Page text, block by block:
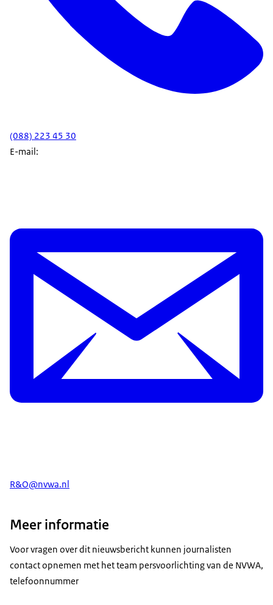
(088) 223 45 30
E-mail:
R&O@nvwa.nl
Meer informatie
Voor vragen over dit nieuwsbericht kunnen journalisten
contact opnemen met het team persvoorlichting van de NVWA,
telefoonnummer